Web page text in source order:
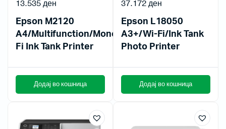
Epson M2120
A4/Multifunction/Mono/Wi-
Fi Ink Tank Printer
13.535ден
Додај во кошница
Epson L18050
A3+/Wi-Fi/Ink Tank
Photo Printer
37.172ден
Додај во кошница